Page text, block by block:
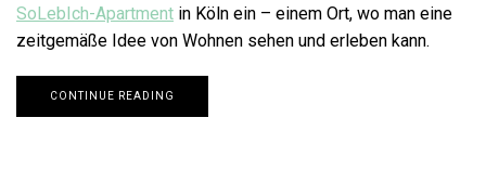
SoLebIch-Apartment in Köln ein – einem Ort, wo man eine
zeitgemäße Idee von Wohnen sehen und erleben kann.
CONTINUE READING